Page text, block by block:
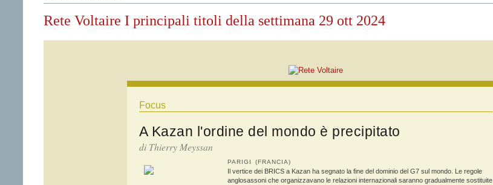
Rete Voltaire I principali titoli della settimana 29 ott 2024
Focus
A Kazan l'ordine del mondo è precipitato
di Thierry Meyssan
PARIGI (FRANCIA)
Il vertice dei BRICS a Kazan ha segnato la fine del dominio del G7 sul mondo. Le regole
anglosassoni che organizzavano le relazioni internazionali saranno gradualmente sostituite